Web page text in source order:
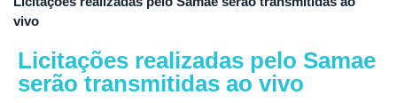
vivo
Licitações realizadas pelo Samae
serão transmitidas ao vivo